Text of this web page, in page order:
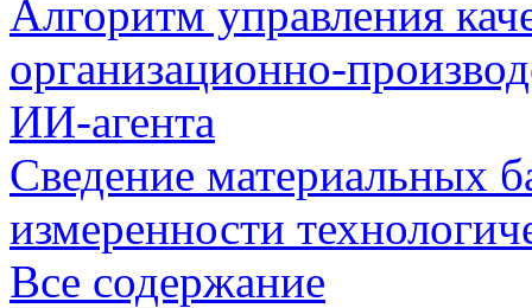
Алгоритм управления
организационно-
ИИ-агента
Сведение материальных
измеренности
Все содержание